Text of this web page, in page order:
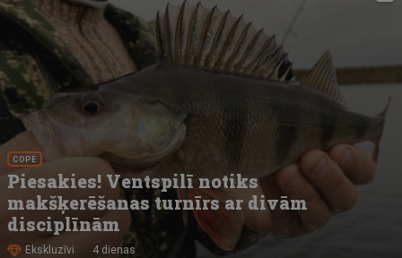
COPE
Piesakies! Ventspilī notiks
makšķerēšanas turnīrs ar divām
disciplīnām
Ekskluzīvi 4 dienas